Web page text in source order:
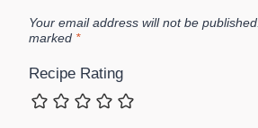
Your email address will not be published.
marked *
Recipe Rating